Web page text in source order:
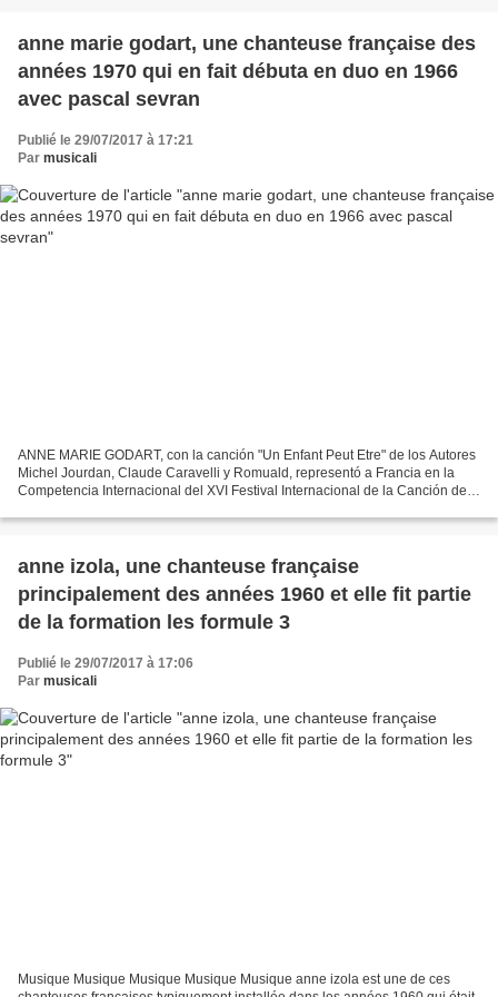
anne marie godart, une chanteuse française des
années 1970 qui en fait débuta en duo en 1966
avec pascal sevran
Publié le 29/07/2017 à 17:21
Par musicali
ANNE MARIE GODART, con la canción "Un Enfant Peut Etre" de los Autores
Michel Jourdan, Claude Caravelli y Romuald, representó a Francia en la
Competencia Internacional del XVI Festival Internacional de la Canción de
anne izola, une chanteuse française
principalement des années 1960 et elle fit partie
de la formation les formule 3
Publié le 29/07/2017 à 17:06
Par musicali
Musique Musique Musique Musique Musique anne izola est une de ces